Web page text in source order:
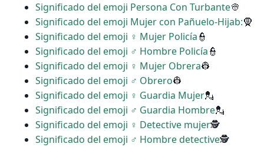
Significado del emoji Persona Con Turbante👳
Significado del emoji Mujer con Pañuelo-Hijab:🧕
Significado del emoji ‍♀️ Mujer Policía👮
Significado del emoji ‍♂️ Hombre Policía👮
Significado del emoji ♀ Mujer Obrera👷
Significado del emoji ♂ Obrero👷
Significado del emoji ♀ Guardia Mujer💂
Significado del emoji ♂ Guardia Hombre💂
Significado del emoji ️‍♀️ Detective mujer🕵
Significado del emoji ♂ Hombre detective🕵